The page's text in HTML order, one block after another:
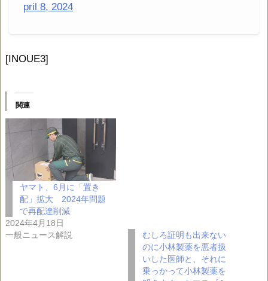
pril 8, 2024
[INOUE3]
関連
ヤマト、6月に「置き
配」拡大 2024年問題
で再配達削減
2024年4月18日
一般ニュース解説
むしろ証明も出来ない
のに小林製薬を悪者扱
いした医師と、それに
乗っかって小林製薬を